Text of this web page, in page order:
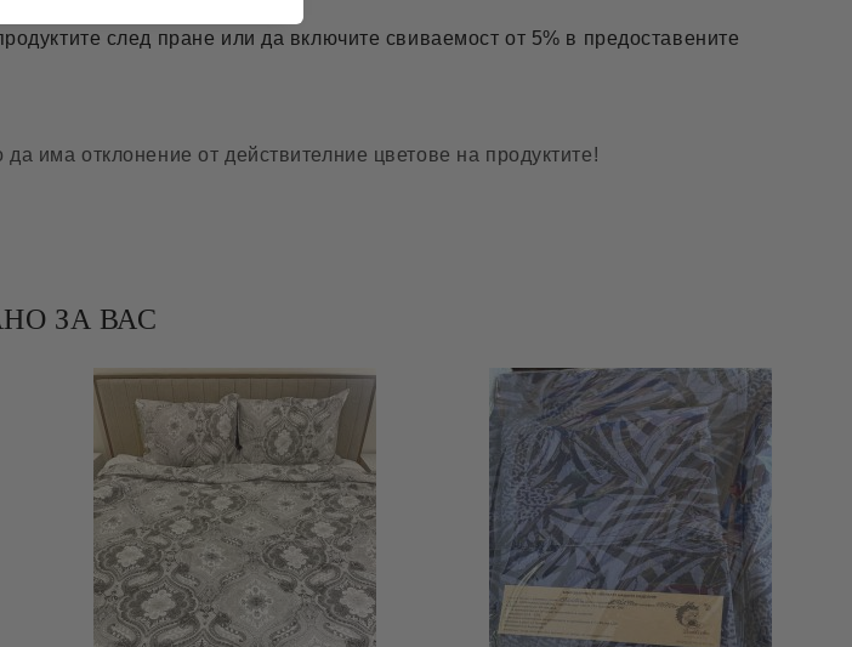
след пране или да включите свиваемост от 5% в предоставените
има отклонение от действителние цветове на продуктите!
ЗА ВАС